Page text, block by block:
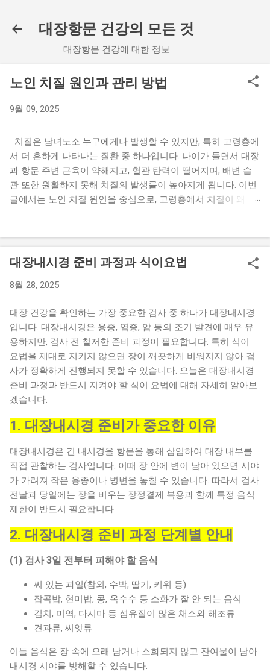
대장항문 건강의 모든 것
대장항문 건강에 대한 정보
노인 치질 원인과 관리 방법
9월 09, 2025
치질은 남녀노소 누구에게나 발생할 수 있지만, 특히 고령층에
서 더 흔하게 나타나는 질환 중 하나입니다. 나이가 들면서 대장
과 항문 주변 근육이 약해지고, 혈관 탄력이 떨어지며, 배변 습
관 또한 원활하지 못해 치질의 발생률이 높아지게 됩니다. 이번
글에서는 노인 치질 원인을 중심으로, 고령층에서 치질이 왜 흔
리하면 다음과 같습니다. 노인 치질 원인은 단순히 나이 때문만
이 아니라 생활 습관, 신체 변화, 동반 질환 등이 복합적으로 작
용합니다. (1) 혈관과 조직의 노화 나이가 들면 혈관의 탄력이
정맥에 압력이 가해졌을 때 회복력이 떨어지고, 혈관이 쉽게 부
풀어 올라 치질로 발전합니다. (2) 배변 기능 저하와 만성 변비
고령층은 장운동이 느려지고 수분 섭취가 부족해지면서 변비가
잦습니다. 변비가 반복되면 배변 시 과도한 힘을 주게 되고, 항
문 혈관이 팽창하여 치질이 발생하기 쉽습니다. 변비 자체가 대
표적인 노인 치질 원인으로 꼽힙니다. (3) 운동 부족과 좌식 생
활 은퇴 후 활동량이 줄고 앉아 있는 시간이 길어지는 것도 치질
발생에 큰 영향을 줍니다. 오래 앉아 있으면 항문 주변 혈액순환
이 원활하지 못해 정맥 압력이 상승하고, 치질을 유발할 수 있습
니다. (4) 동반 질환과 약물 복용 고혈압, 당뇨, 심혈관 질환 등으
로 약물을 복용하는 경우, 일부 약물이 변비를 유발할 수 있습니
다. 또한 골관절염이나 허리 질환으로 활동이 제한된 노인에게
서 치질 위험은 더 커집니다. (5) 식습관의 변화 고령층은 소화
가 잘되는 음식을 선호하면서 채소나 섬유질 섭취가 줄어들 수
있습니다. 이로 인해 장운동이 둔화되고 변비가 심해져 치질로
이어지는 경우가 많습니다. 2. 노인 치질의 증상 노인 치질은
대장내시경 준비 과정과 식이요법
8월 28, 2025
대장 건강을 확인하는 가장 중요한 검사 중 하나가 대장내시경
입니다. 대장내시경은 용종, 염증, 암 등의 조기 발견에 매우 유
용하지만, 검사 전 철저한 준비 과정이 필요합니다. 특히 식이
요법을 제대로 지키지 않으면 장이 깨끗하게 비워지지 않아 검
사가 정확하게 진행되지 못할 수 있습니다. 오늘은 대장내시경
준비 과정과 반드시 지켜야 할 식이 요법에 대해 자세히 알아보
겠습니다.
1. 대장내시경 준비가 중요한 이유
대장내시경은 긴 내시경을 항문을 통해 삽입하여 대장 내부를
직접 관찰하는 검사입니다. 이때 장 안에 변이 남아 있으면 시야
가 가려져 작은 용종이나 병변을 놓칠 수 있습니다. 따라서 검사
전날과 당일에는 장을 비우는 장정결제 복용과 함께 특정 음식
제한이 반드시 필요합니다.
2. 대장내시경 준비 과정 단계별 안내
(1) 검사 3일 전부터 피해야 할 음식
씨 있는 과일(참외, 수박, 딸기, 키위 등)
잡곡밥, 현미밥, 콩, 옥수수 등 소화가 잘 안 되는 음식
김치, 미역, 다시마 등 섬유질이 많은 채소와 해조류
견과류, 씨앗류
이들 음식은 장 속에 오래 남거나 소화되지 않고 잔여물이 남아
내시경 시야를 방해할 수 있습니다.